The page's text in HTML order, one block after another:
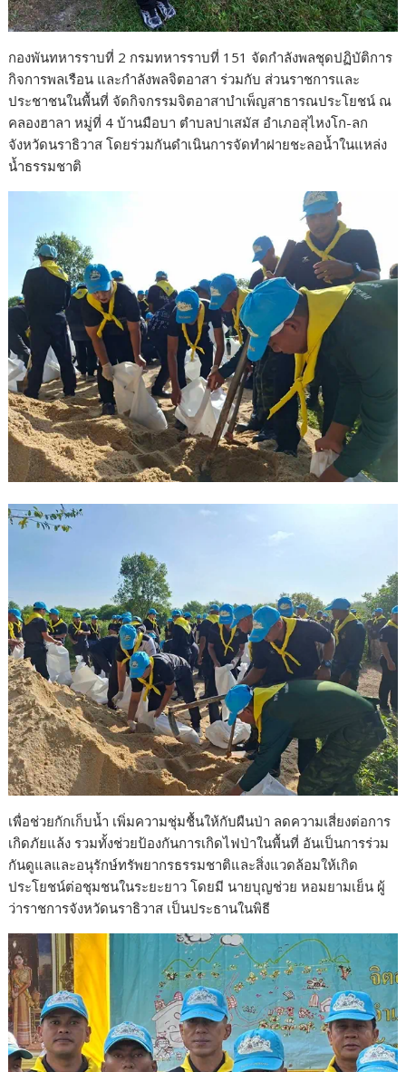
กองพันทหารราบที่ 2 กรมทหารราบที่ 151 จัดกำลังพลชุดปฏิบัติการ
กิจการพลเรือน และกำลังพลจิตอาสา ร่วมกับ ส่วนราชการและ
ประชาชนในพื้นที่ จัดกิจกรรมจิตอาสาบำเพ็ญสาธารณประโยชน์ ณ
คลองฮาลา หมู่ที่ 4 บ้านมือบา ตำบลปาเสมัส อำเภอสุไหงโก-ลก
จังหวัดนราธิวาส โดยร่วมกันดำเนินการจัดทำฝายชะลอน้ำในแหล่ง
น้ำธรรมชาติ
เพื่อช่วยกักเก็บน้ำ เพิ่มความชุ่มชื้นให้กับผืนป่า ลดความเสี่ยงต่อการ
เกิดภัยแล้ง รวมทั้งช่วยป้องกันการเกิดไฟป่าในพื้นที่ อันเป็นการร่วม
กันดูแลและอนุรักษ์ทรัพยากรธรรมชาติและสิ่งแวดล้อมให้เกิด
ประโยชน์ต่อชุมชนในระยะยาว โดยมี นายบุญช่วย หอมยามเย็น ผู้
ว่าราชการจังหวัดนราธิวาส เป็นประธานในพิธี